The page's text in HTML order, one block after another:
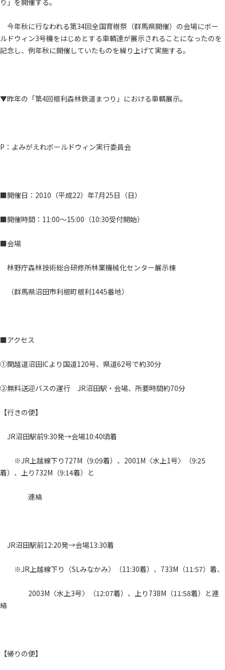
り」を開催する。
今年秋に行なわれる第34回全国育樹祭（群馬県開催）の会場にボー
ルドウィン3号機をはじめとする車輌達が展示されることになったのを
記念し、例年秋に開催していたものを繰り上げて実施する。
▼昨年の「第4回根利森林鉄道まつり」における車輌展示。
P：よみがえれボールドウィン実行委員会
■開催日：2010（平成22）年7月25日（日）
■開催時間：11:00～15:00（10:30受付開始）
■会場
林野庁森林技術総合研修所林業機械化センター展示棟
（群馬県沼田市利根町根利1445番地）
■アクセス
①関越道沼田ICより国道120号、県道62号で約30分
②無料送迎バスの運行 JR沼田駅・会場、所要時間約70分
【行きの便】
JR沼田駅前9:30発→会場10:40頃着
※JR上越線下り727M（9:09着）、2001M〈水上1号〉（9:25
着）、上り732M（9:14着）と
連絡
JR沼田駅前12:20発→会場13:30着
※JR上越線下り〈SLみなかみ〉（11:30着）、733M（11:57）着、
2003M〈水上3号〉（12:07着）、上り738M（11:58着）と連
絡
【帰りの便】